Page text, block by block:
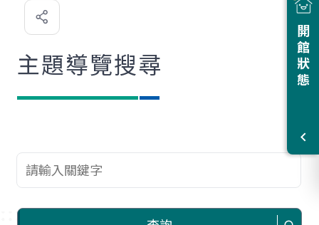
開館狀態
喜
歡
主題導覽搜尋
查詢關鍵字